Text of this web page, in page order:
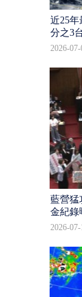
近25年
分之3
2026-
藍營
金紀錄
2026-